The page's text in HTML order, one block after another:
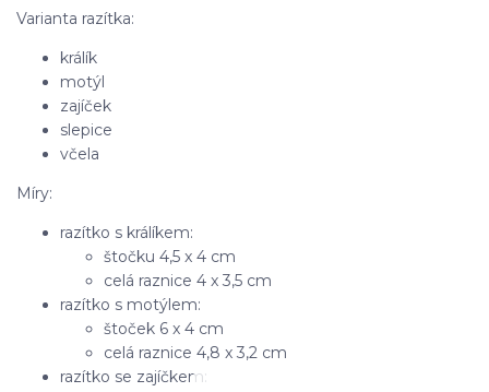
Varianta razítka:
králík
motýl
zajíček
slepice
včela
Míry:
razítko s králíkem:
štočku 4,5 x 4 cm
celá raznice 4 x 3,5 cm
razítko s motýlem:
štoček 6 x 4 cm
celá raznice 4,8 x 3,2 cm
razítko se zajíčkem: